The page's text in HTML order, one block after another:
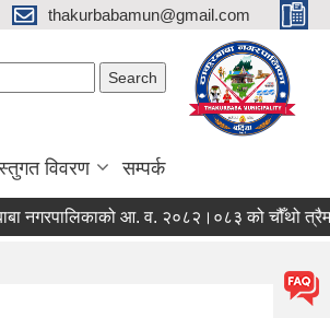
thakurbabamun@gmail.com
विवरण सम्पर्क
आ. व. २०८२।०८३ को चौँथो